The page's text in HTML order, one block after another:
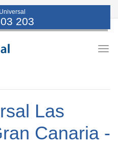
203
Las
Canaria -